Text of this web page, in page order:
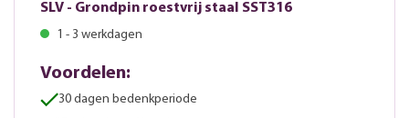
SLV - Grondpin roestvrij staal SST316
1 - 3 werkdagen
Voordelen:
30 dagen bedenkperiode